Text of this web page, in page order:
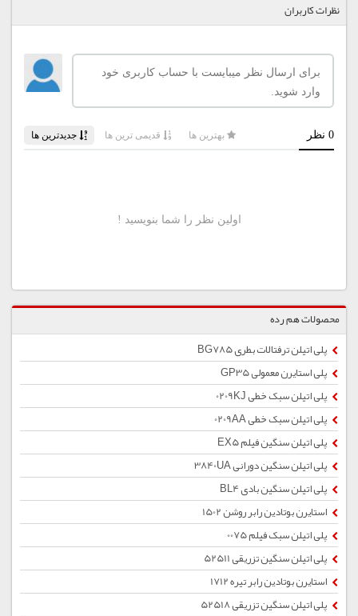
نظرات کاربران
محصولات هم رده
پلی اتیلن ترفتالات بطری BG785
پلی استایرن معمولی GP35
پلی اتیلن سبک خطی 0209KJ
پلی اتیلن سبک خطی 0209AA
پلی اتیلن سنگین فیلم EX5
پلی اتیلن سنگین دورانی 3840UA
پلی اتیلن سنگین بادی BL4
استایرن بوتادین رابر روشن 1502
پلی اتیلن سبک فیلم 0075
پلی اتیلن سنگین تزریقی 52511
استایرن بوتادین رابر تیره 1712
پلی اتیلن سنگین تزریقی 52518